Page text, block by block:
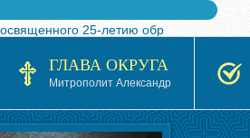
25-летию обр
Церкви в 1927–19
учебный год
святителя Николая
ГЛАВА ОКРУГА
Митрополит Александр